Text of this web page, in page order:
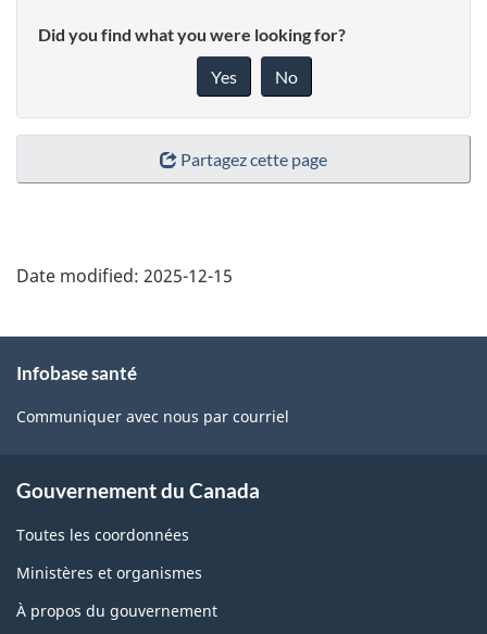
Did you find what you were looking for?
Yes No
Partagez cette page
Date modified: 2025-12-15
propos
de
Infobase santé
Communiquer avec nous par courriel
Gouvernement du Canada
Toutes les coordonnées
Ministères et organismes
À propos du gouvernement